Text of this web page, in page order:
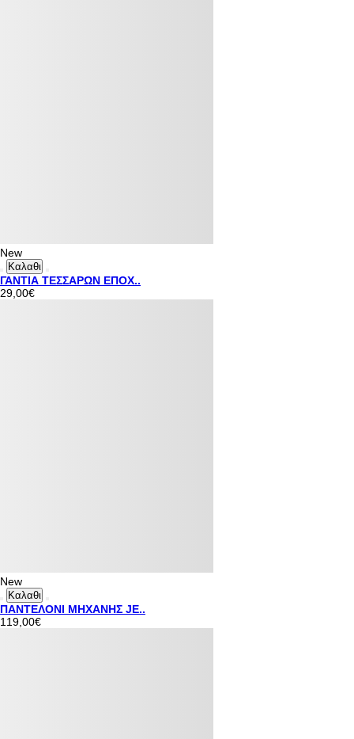
New
Καλαθι
ΓΑΝΤΙΑ ΤΕΣΣΑΡΩΝ ΕΠΟΧ..
29,00€
New
Καλαθι
ΠΑΝΤΕΛΟΝΙ ΜΗΧΑΝΗΣ JE..
119,00€